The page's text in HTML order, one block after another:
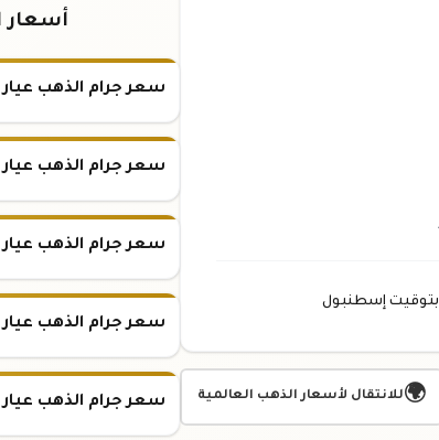
بتوقيت إسطنبول
🌍للانتقال لأسعار الذهب العالمية
أسعار
سعر جرام الذهب عيار ٢٤
سعر جرام الذهب عيار ٢٢
سعر جرام الذهب عيار ٢١
سعر جرام الذهب عيار ١٨
سعر جرام الذهب عيار ١٤